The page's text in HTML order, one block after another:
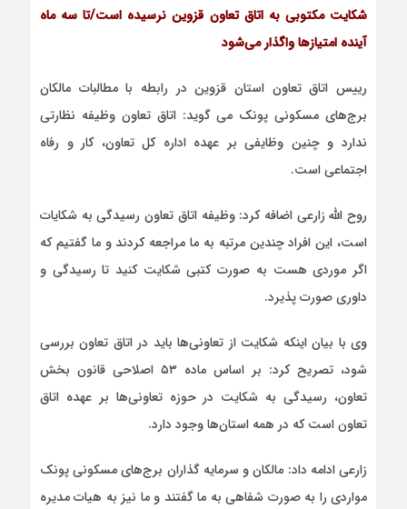
شکایت مکتوبی به اتاق تعاون قزوین نرسیده است/تا سه ماه
آینده امتیازها واگذار می‌شود
رییس اتاق تعاون استان قزوین در رابطه با مطالبات مالکان
برج‌های مسکونی پونک می گوید: اتاق تعاون وظیفه نظارتی
ندارد و چنین وظایفی بر عهده اداره کل تعاون، کار و رفاه
اجتماعی است.
روح الله زارعی اضافه کرد: وظیفه اتاق تعاون رسیدگی به شکایات
است، این افراد چندین مرتبه به ما مراجعه کردند و ما گفتیم که
اگر موردی هست به صورت کتبی شکایت کنید تا رسیدگی و
داوری صورت پذیرد.
وی با بیان اینکه شکایت از تعاونی‌ها باید در اتاق تعاون بررسی
شود، تصریح کرد: بر اساس ماده ۵۳ اصلاحی قانون بخش
تعاون، رسیدگی به شکایت در حوزه تعاونی‌ها بر عهده اتاق
تعاون است که در همه استان‌ها وجود دارد.
زارعی ادامه داد: مالکان و سرمایه گذاران برج‌های مسکونی پونک
مواردی را به صورت شفاهی به ما گفتند و ما نیز به هیات مدیره